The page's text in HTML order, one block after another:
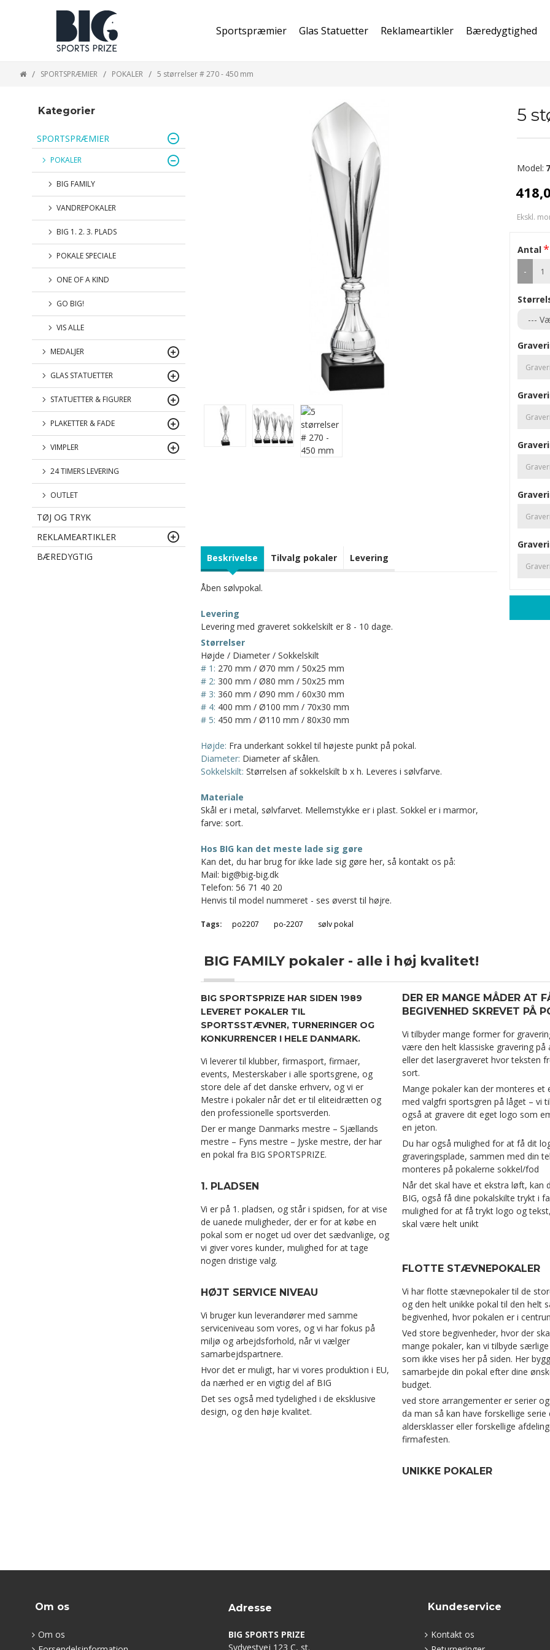
Sportspræmier Glas Statuetter Reklameartikler Bæredygtighed
SPORTSPRÆMIER POKALER 5 størrelser # 270 - 450 mm
Kategorier
SPORTSPRÆMIER
POKALER
BIG FAMILY
VANDREPOKALER
BIG 1. 2. 3. PLADS
POKALE SPECIALE
ONE OF A KIND
GO BIG!
VIS ALLE
MEDALJER
GLAS STATUETTER
STATUETTER & FIGURER
PLAKETTER & FADE
VIMPLER
24 TIMERS LEVERING
OUTLET
TØJ OG TRYK
REKLAMEARTIKLER
BÆREDYGTIG
Beskrivelse Tilvalg pokaler Levering
Åben sølvpokal.
Levering
Levering med graveret sokkelskilt er 8 - 10 dage.
Størrelser
Højde / Diameter / Sokkelskilt
# 1: 270 mm / Ø70 mm / 50x25 mm
# 2: 300 mm / Ø80 mm / 50x25 mm
# 3: 360 mm / Ø90 mm / 60x30 mm
# 4: 400 mm / Ø100 mm / 70x30 mm
# 5: 450 mm / Ø110 mm / 80x30 mm
Højde: Fra underkant sokkel til højeste punkt på pokal.
Diameter: Diameter af skålen.
Sokkelskilt: Størrelsen af sokkelskilt b x h. Leveres i sølvfarve.
Materiale
Skål er i metal, sølvfarvet. Mellemstykke er i plast. Sokkel er i marmor,
farve: sort.
Hos BIG kan det meste lade sig gøre
Kan det, du har brug for ikke lade sig gøre her, så kontakt os på:
Mail: big@big-big.dk
Telefon: 56 71 40 20
Henvis til model nummeret - ses øverst til højre.
5
Ekskl.
Model:
Antal
-
Tags: po2207 po-2207 sølv pokal
BIG FAMILY pokaler - alle i høj kvalitet!
BIG SPORTSPRIZE HAR SIDEN 1989
LEVERET POKALER TIL
SPORTSSTÆVNER, TURNERINGER OG
KONKURRENCER I HELE DANMARK.
Vi leverer til klubber, firmasport, firmaer,
events, Mesterskaber i alle sportsgrene, og
store dele af det danske erhverv, og vi er
Mestre i pokaler når det er til eliteidrætten og
den professionelle sportsverden.
Der er mange Danmarks mestre – Sjællands
mestre – Fyns mestre – Jyske mestre, der har
en pokal fra BIG SPORTSPRIZE.
1. PLADSEN
Vi er på 1. pladsen, og står i spidsen, for at vise
de uanede muligheder, der er for at købe en
pokal som er noget ud over det sædvanlige, og
vi giver vores kunder, mulighed for at tage
nogen dristige valg.
HØJT SERVICE NIVEAU
Vi bruger kun leverandører med samme
serviceniveau som vores, og vi har fokus på
miljø og arbejdsforhold, når vi vælger
samarbejdspartnere.
Hvor det er muligt, har vi vores produktion i EU,
da nærhed er en vigtig del af BIG
Det ses også med tydelighed i de eksklusive
design, og den høje kvalitet.
DER ER MANGE MÅDER AT
BEGIVENHED SKREVET PÅ
Vi tilbyder mange former for
være den helt klassiske gravering på
eller det lasergraveret hvor teksten
sort.
Mange pokaler kan der monteres et
med valgfri sportsgren på låget – vi
også at gravere dit eget logo som
en jeton.
Du har også mulighed for at få dit
graveringsplade, sammen med din
monteres på pokalerne sokkel/fod
Når det skal have et ekstra løft, kan
BIG, også få dine pokalskilte trykt i
mulighed for at få trykt logo og
skal være helt unikt
FLOTTE STÆVNEPOKALER
Vi har flotte stævnepokaler til de
og den helt unikke pokal til den helt
begivenhed, hvor pokalen er i
Ved store begivenheder, hvor der
mange pokaler, kan vi tilbyde
som ikke vises her på siden. Her
samarbejde din pokal efter dine
budget.
ved store arrangementer er serier
da man så kan have forskellige serie
aldersklasser eller forskellige
firmafesten.
UNIKKE POKALER
Om os
Om os
Adresse
BIG SPORTS PRIZE
Sydvestvej 123 C, st.
Kundeservice
Kontakt os